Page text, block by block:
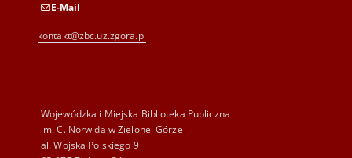
E-Mail
kontakt@zbc.uz.zgora.pl
Wojewódzka i Miejska Biblioteka Publiczna
im. C. Norwida w Zielonej Górze
al. Wojska Polskiego 9